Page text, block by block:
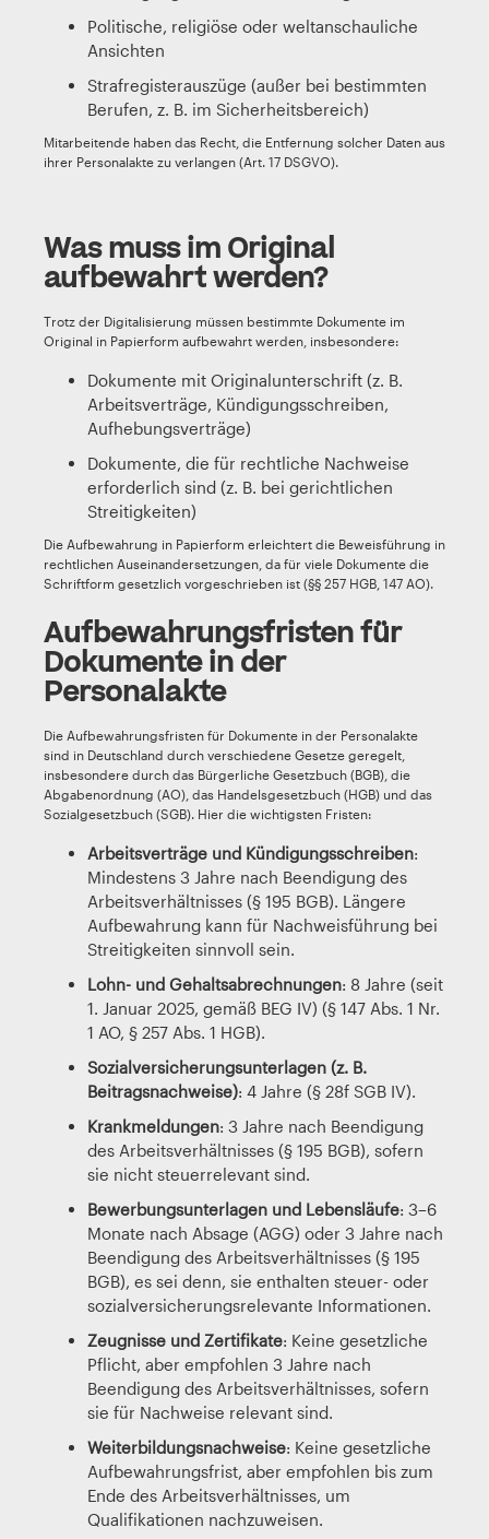
Politische, religiöse oder weltanschauliche
Ansichten
Strafregisterauszüge (außer bei bestimmten
Berufen, z. B. im Sicherheitsbereich)
Mitarbeitende haben das Recht, die Entfernung solcher Daten aus
ihrer Personalakte zu verlangen (Art. 17 DSGVO).
Was muss im Original
aufbewahrt werden?
Trotz der Digitalisierung müssen bestimmte Dokumente im
Original in Papierform aufbewahrt werden, insbesondere:
Dokumente mit Originalunterschrift (z. B.
Arbeitsverträge, Kündigungsschreiben,
Aufhebungsverträge)
Dokumente, die für rechtliche Nachweise
erforderlich sind (z. B. bei gerichtlichen
Streitigkeiten)
Die Aufbewahrung in Papierform erleichtert die Beweisführung in
rechtlichen Auseinandersetzungen, da für viele Dokumente die
Schriftform gesetzlich vorgeschrieben ist (§§ 257 HGB, 147 AO).
Aufbewahrungsfristen für
Dokumente in der
Personalakte
Die Aufbewahrungsfristen für Dokumente in der Personalakte
sind in Deutschland durch verschiedene Gesetze geregelt,
insbesondere durch das Bürgerliche Gesetzbuch (BGB), die
Abgabenordnung (AO), das Handelsgesetzbuch (HGB) und das
Sozialgesetzbuch (SGB). Hier die wichtigsten Fristen:
Arbeitsverträge und Kündigungsschreiben:
Mindestens 3 Jahre nach Beendigung des
Arbeitsverhältnisses (§ 195 BGB). Längere
Aufbewahrung kann für Nachweisführung bei
Streitigkeiten sinnvoll sein.
Lohn- und Gehaltsabrechnungen: 8 Jahre (seit
1. Januar 2025, gemäß BEG IV) (§ 147 Abs. 1 Nr.
1 AO, § 257 Abs. 1 HGB).
Sozialversicherungsunterlagen (z. B.
Beitragsnachweise): 4 Jahre (§ 28f SGB IV).
Krankmeldungen: 3 Jahre nach Beendigung
des Arbeitsverhältnisses (§ 195 BGB), sofern
sie nicht steuerrelevant sind.
Bewerbungsunterlagen und Lebensläufe: 3–6
Monate nach Absage (AGG) oder 3 Jahre nach
Beendigung des Arbeitsverhältnisses (§ 195
BGB), es sei denn, sie enthalten steuer- oder
sozialversicherungsrelevante Informationen.
Zeugnisse und Zertifikate: Keine gesetzliche
Pflicht, aber empfohlen 3 Jahre nach
Beendigung des Arbeitsverhältnisses, sofern
sie für Nachweise relevant sind.
Weiterbildungsnachweise: Keine gesetzliche
Aufbewahrungsfrist, aber empfohlen bis zum
Ende des Arbeitsverhältnisses, um
Qualifikationen nachzuweisen.